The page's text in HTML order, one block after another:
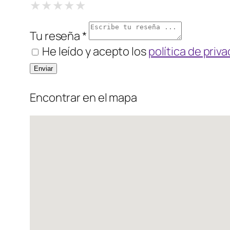
★
★★
★★★
★★★★
★★★★★
Tu reseña *
He leído y acepto lospolítica de
Encontrar en el mapa